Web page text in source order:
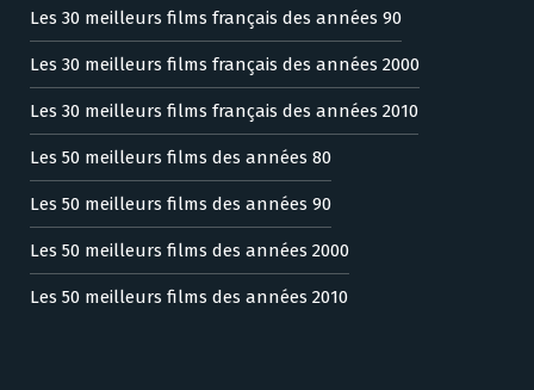
Les 30 meilleurs films français des années 90
Les 30 meilleurs films français des années 2000
Les 30 meilleurs films français des années 2010
Les 50 meilleurs films des années 80
Les 50 meilleurs films des années 90
Les 50 meilleurs films des années 2000
Les 50 meilleurs films des années 2010